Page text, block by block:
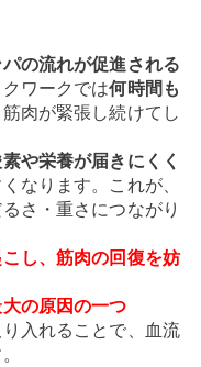
の流れが促進される
ワークでは何時間も
肉が緊張し続けてし
や栄養が届きにくく
なります。これが、
さ・重さにつながり
、筋肉の回復を妨
の原因の一つ
入れることで、血流